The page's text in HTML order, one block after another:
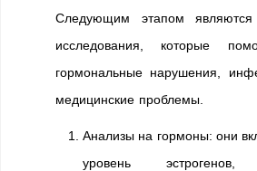
Следующим этапом являются
исследования, которые
гормональные нарушения,
медицинские проблемы.
Анализы на гормоны: они
уровень эстрогенов,